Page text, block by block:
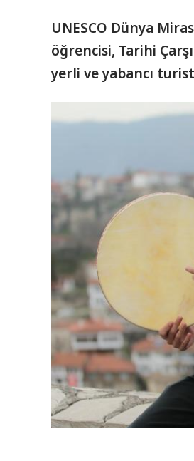
UNESCO Dünya
öğrencisi, Tarihi
yerli ve yabancı